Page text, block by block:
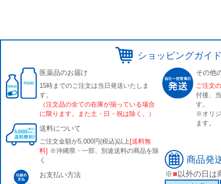
ショッピングガイ
医薬品のお届け
15時までのご注文は当日発送いたしま
す。
（注文品の全ての在庫が揃っている場合
に限ります。また土・日・祝は除く。）
送料について
ご注文金額が5,000円(税込)以上 [送料無
料] ※沖縄県・一部、別途送料の商品を除
く
お支払い方法
その他
ご注文
付後、
す。
※オリ
ます。
商品発
※■ 以外の日は